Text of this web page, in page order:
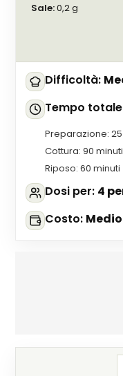
Sale:0,2g
Difficoltà:
Tempo totale
Preparazione:
Cottura:90 minuti
Riposo:60 minuti
Dosi per: 4
Costo: Medio